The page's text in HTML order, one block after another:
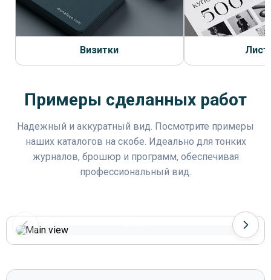
Визитки
Примеры сделанных работ
Надежный и аккуратный вид. Посмотрите примеры
наших каталогов на скобе. Идеально для тонких
журналов, брошюр и программ, обеспечивая
профессиональный вид.